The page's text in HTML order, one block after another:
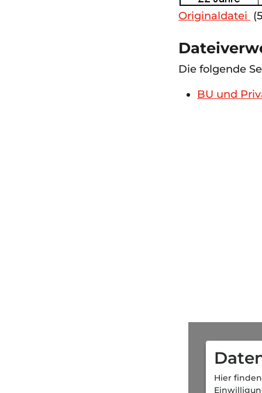
Originaldatei
Die folgende
BU und
Hier